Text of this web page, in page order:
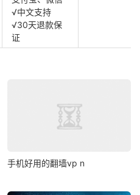
√中文支持
√30天退款保
证
手机好用的翻墙vp n